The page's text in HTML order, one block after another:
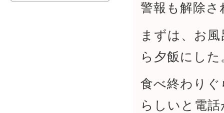
警報も解除
まずは、お
ら夕飯にした
食べ終わり
らしいと電